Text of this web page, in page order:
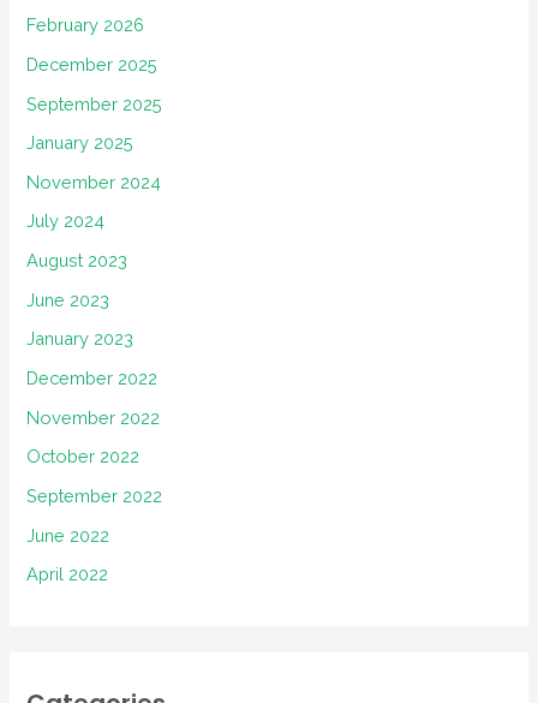
February 2026
December 2025
September 2025
January 2025
November 2024
July 2024
August 2023
June 2023
January 2023
December 2022
November 2022
October 2022
September 2022
June 2022
April 2022